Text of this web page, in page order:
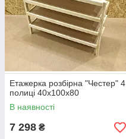
Етажерка розбірна "Честер" 4
полиці 40х100х80
В наявності
7 298 ₴